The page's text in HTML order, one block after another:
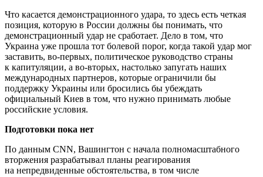
Что касается демонстрационного удара, то здесь есть четкая
позиция, которую в России должны бы понимать, что
демонстрационный удар не сработает. Дело в том, что
Украина уже прошла тот болевой порог, когда такой удар мог
заставить, во-первых, политическое руководство страны
к капитуляции, а во-вторых, настолько запугать наших
международных партнеров, которые ограничили бы
поддержку Украины или бросились бы убеждать
официальный Киев в том, что нужно принимать любые
российские условия.
Подготовки пока нет
По данным CNN, Вашингтон с начала полномасштабного
вторжения разрабатывал планы реагирования
на непредвиденные обстоятельства, в том числе